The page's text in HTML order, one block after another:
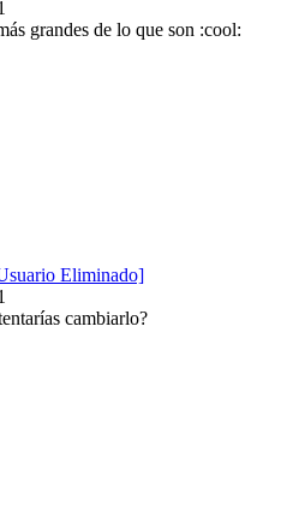
grandes de lo que son :cool:
Eliminado]
cambiarlo?